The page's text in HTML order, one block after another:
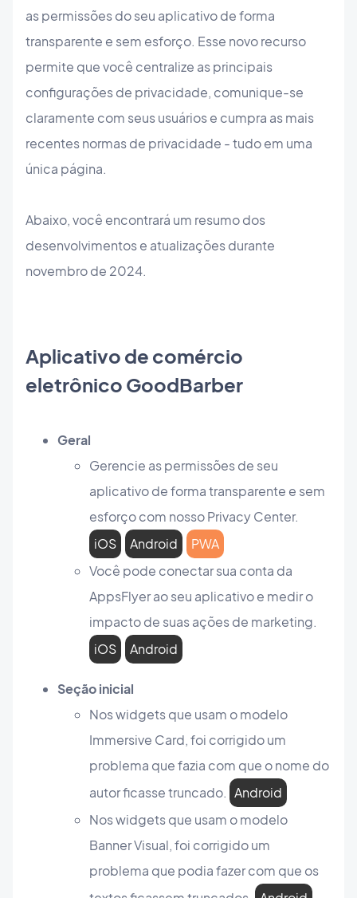
as permissões do seu aplicativo de forma
transparente e sem esforço. Esse novo recurso
permite que você centralize as principais
configurações de privacidade, comunique-se
claramente com seus usuários e cumpra as mais
recentes normas de privacidade - tudo em uma
única página.
Abaixo, você encontrará um resumo dos
desenvolvimentos e atualizações durante
novembro de 2024.
Aplicativo de comércio
eletrônico GoodBarber
Geral
Gerencie as permissões de seu
aplicativo de forma transparente e sem
esforço com nosso Privacy Center.
iOS
Android
PWA
Você pode conectar sua conta da
AppsFlyer ao seu aplicativo e medir o
impacto de suas ações de marketing.
iOS
Android
Seção inicial
Nos widgets que usam o modelo
Immersive Card, foi corrigido um
problema que fazia com que o nome do
autor ficasse truncado. Android
Nos widgets que usam o modelo
Banner Visual, foi corrigido um
problema que podia fazer com que os